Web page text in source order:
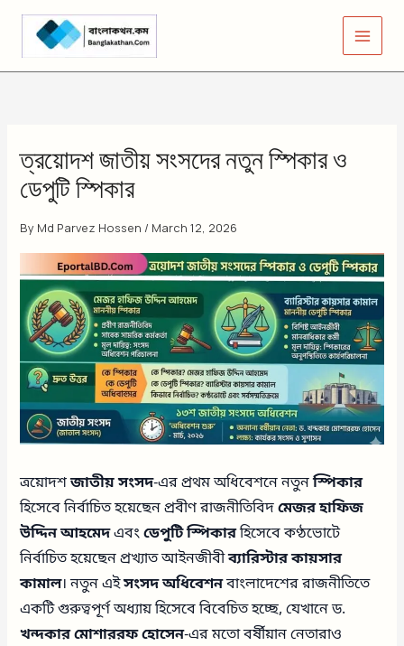
Skip
content
ত্রয়োদশ জাতীয় সংসদের নতুন স্পিকার ও
ডেপুটি স্পিকার
By Md Parvez Hossen / March 12, 2026
ত্রয়োদশজাতীয় সংসদ-এর প্রথম অধিবেশনে নতুনস্পিকার
হিসেবে নির্বাচিত হয়েছেন প্রবীণ রাজনীতিবিদমেজর হাফিজ
উদ্দিন আহমেদএবংডেপুটি স্পিকারহিসেবে কণ্ঠভোটে
নির্বাচিত হয়েছেন প্রখ্যাত আইনজীবীব্যারিস্টার কায়সার
কামাল। নতুন এইসংসদ অধিবেশনবাংলাদেশের রাজনীতিতে
একটি গুরুত্বপূর্ণ অধ্যায় হিসেবে বিবেচিত হচ্ছে, যেখানে ড.
খন্দকার মোশাররফ হোসেন-এর মতো বর্ষীয়ান নেতারাও